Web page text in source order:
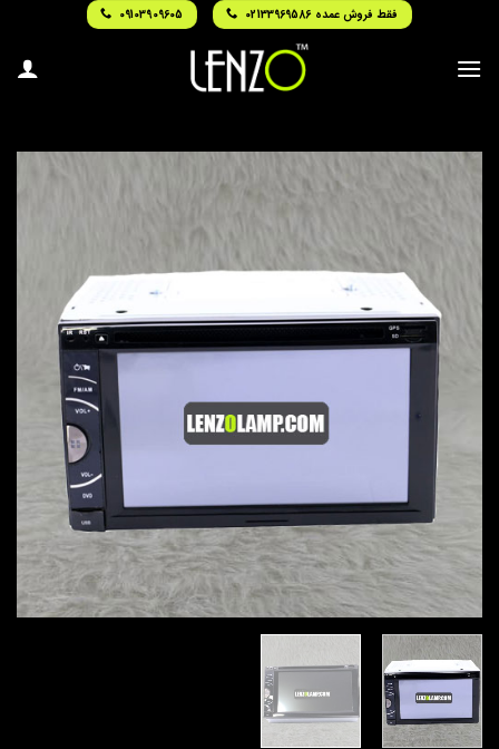
content
فقط فروش عمده 02133969586 09103909605